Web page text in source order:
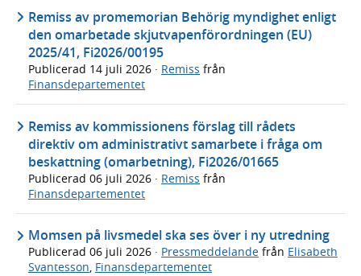
Remiss av promemorian Behörig myndighet enligt
den omarbetade skjutvapenförordningen (EU)
2025/41, Fi2026/00195
Publicerad 14 juli 2026 · Remiss från
Finansdepartementet
Remiss av kommissionens förslag till rådets
direktiv om administrativt samarbete i fråga om
beskattning (omarbetning), Fi2026/01665
Publicerad 06 juli 2026 · Remiss från
Finansdepartementet
Momsen på livsmedel ska ses över i ny utredning
Publicerad 06 juli 2026 · Pressmeddelande från Elisabeth
Svantesson, Finansdepartementet